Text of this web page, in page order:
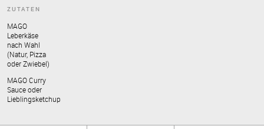
ZUTATEN
MAGO
Leberkäse
nach Wahl
(Natur, Pizza
oder Zwiebel)
MAGO Curry
Sauce oder
Lieblingsketchup